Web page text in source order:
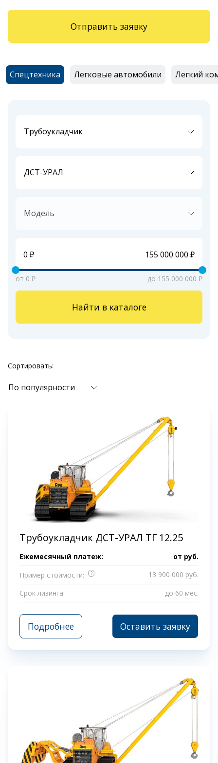
Отправить заявку
Спецтехника Легковые автомобили Легкий
Трубоукладчик
ДСТ-УРАЛ
Модель
от 0 ₽ до 155 000 000 ₽
Найти в каталоге
Сортировать:
По популярности
Трубоукладчик ДСТ-УРАЛ ТГ 12.25
Ежемесячный платеж: от руб.
Пример стоимости:
?
13 900 000 руб.
Срок лизинга:
до 60 мес.
Подробнее Оставить заявку